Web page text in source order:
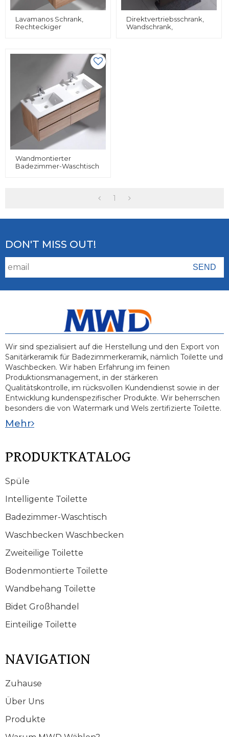
Lavamanos Schrank,
Rechteckiger
Badezimmer-Waschtisch
Direktvertriebsschrank,
Wandschrank,
Wandmontierter
Badezimmer-Waschtisch
1
DON'T MISS OUT!
Wir sind spezialisiert auf die Herstellung und den Export von
Sanitärkeramik für Badezimmerkeramik, nämlich Toilette und
Waschbecken. Wir haben Erfahrung im feinen
Produktionsmanagement, in der stärkeren
Qualitätskontrolle, im rücksvollen Kundendienst sowie in der
Entwicklung kundenspezifischer Produkte. Wir beherrschen
besonders die von Watermark und Wels zertifizierte Toilette.
Mehr
PRODUKTKATALOG
Spüle
Intelligente Toilette
Badezimmer-Waschtisch
Waschbecken Waschbecken
Zweiteilige Toilette
Bodenmontierte Toilette
Wandbehang Toilette
Bidet Großhandel
Einteilige Toilette
NAVIGATION
Zuhause
Über Uns
Produkte